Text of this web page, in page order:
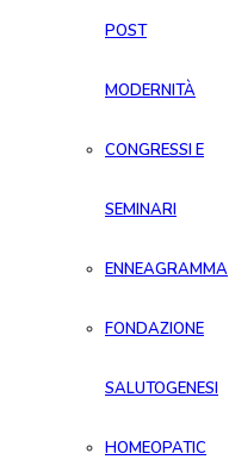
POST
MODERNITÀ
CONGRESSI E
SEMINARI
ENNEAGRAMMA
FONDAZIONE
SALUTOGENESI
HOMEOPATIC